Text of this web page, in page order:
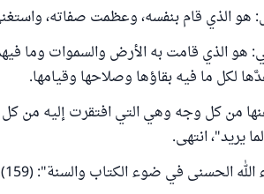
هو الذي قام بنفسه، وعظمت صفاته،
هو الذي قامت به الأرض والسموات وما
لكل ما فيه بقاؤها وصلاحها وقيامها.
من كل وجه وهي التي افتقرت إليه من
يريد"، انتهى.
الحسنى في ضوء الكتاب والسنة": (159).